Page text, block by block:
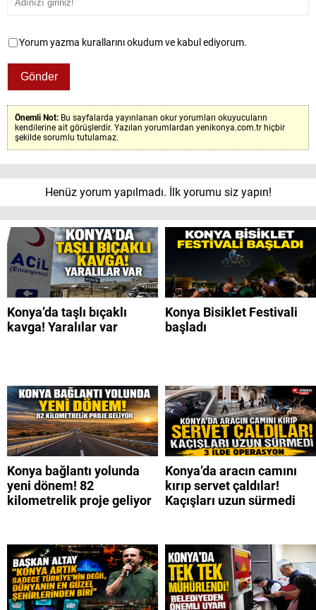
Yorum yazma kurallarını okudum ve kabul ediyorum.
Önemli Not: Bu sayfalarda yayınlanan okur yorumları okuyucuların
kendilerine ait görüşlerdir. Yazılan yorumlardan yenikonya.com.tr hiçbir
şekilde sorumlu tutulamaz.
Henüz yorum yapılmadı. İlk yorumu siz yapın!
Konya’da taşlı bıçaklı
kavga! Yaralılar var
Konya Bisiklet Festivali
başladı
Konya bağlantı yolunda
yeni dönem! 82
kilometrelik proje geliyor
Konya’da aracın camını
kırıp servet çaldılar!
Kaçışları uzun sürmedi